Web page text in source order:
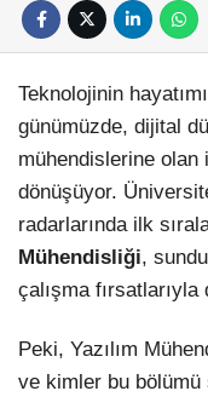
Teknolojinin
günümüzde, dijital
mühendislerine
dönüşüyor.
radarlarında ilk
Mühendisliği,
çalışma
Peki, Yazılım
ve kimler bu bölümü